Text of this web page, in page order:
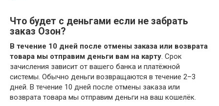
Что будет с деньгами если не забрать
заказ Озон?
В течение 10 дней после отмены заказа или возврата
товара мы отправим деньги вам на карту. Срок
зачисления зависит от вашего банка и платёжной
системы. Обычно деньги возвращаются в течение 2–3
дней. В течение 10 дней после отмены заказа или
возврата товара мы отправим деньги на ваш кошелёк.